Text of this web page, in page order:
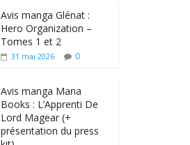
Avis manga Glénat :
Hero Organization –
Tomes 1 et 2
31 mai 2026 0
Avis manga Mana
Books : L’Apprenti De
Lord Magear (+
présentation du press